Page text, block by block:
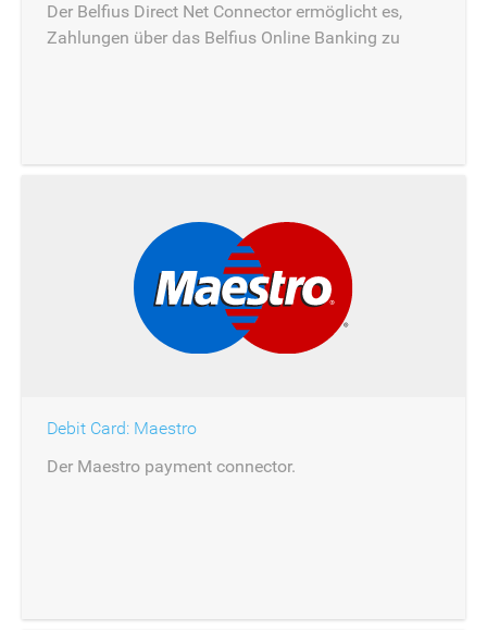
Der Belfius Direct Net Connector ermöglicht es,
Zahlungen über das Belfius Online Banking zu
Debit Card: Maestro
Der Maestro payment connector.